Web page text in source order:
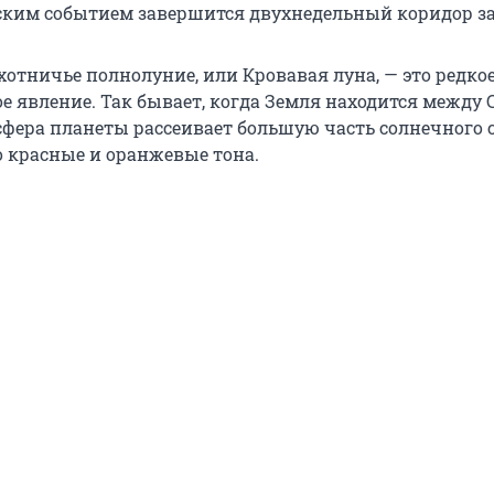
событием завершится двухнедельный коридор
полнолуние, или Кровавая луна, — это
явление. Так бывает, когда Земля находится между
планеты рассеивает большую часть солнечного
красные и оранжевые тона.